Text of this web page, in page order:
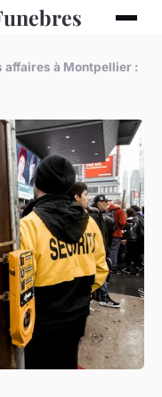
affaires à Montpellier :